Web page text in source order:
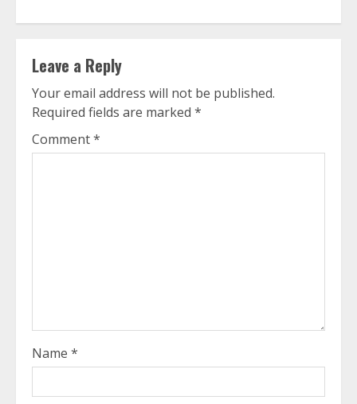
Leave a Reply
Your email address will not be published.
Required fields are marked *
Comment*
Name *